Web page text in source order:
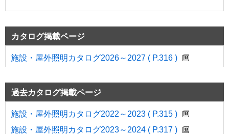
カタログ掲載ページ
施設・屋外照明カタログ2026～2027 ( P.316 )
過去カタログ掲載ページ
施設・屋外照明カタログ2022～2023 ( P.315 )
施設・屋外照明カタログ2023～2024 ( P.317 )